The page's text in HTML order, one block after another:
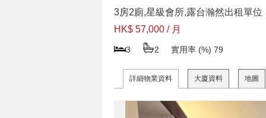
3房2廁,星級會所,露台瀚然出租單位
HK$ 57,000 / 月
3 2 實用率 (%) 79
詳細物業資料 大廈資料 地圖